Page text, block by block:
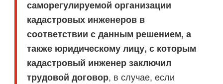
саморегулируемой организации
кадастровых инженеров в
соответствии с данным решением, а
также юридическому лицу, с которым
кадастровый инженер заключил
трудовой договор, в случае, если